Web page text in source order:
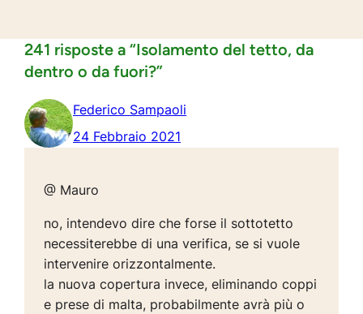
241 risposte a “Isolamento del tetto, da
dentro o da fuori?”
Federico Sampaoli
24 Febbraio 2021
@ Mauro
no, intendevo dire che forse il sottotetto
necessiterebbe di una verifica, se si vuole
intervenire orizzontalmente.
la nuova copertura invece, eliminando coppi
e prese di malta, probabilmente avrà più o